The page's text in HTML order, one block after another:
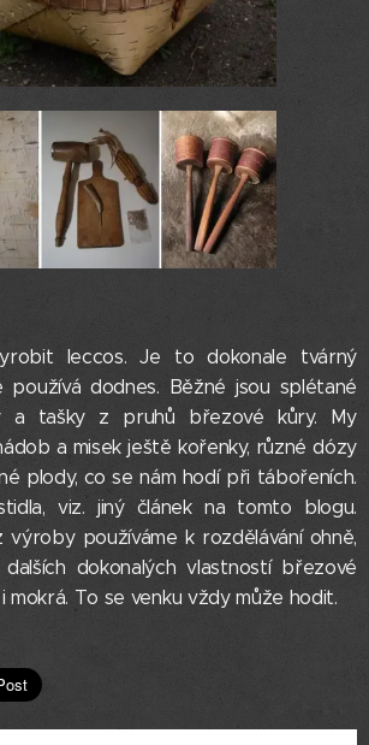
leccos. Je to dokonale tvárný
používá dodnes. Běžné jsou splétané
a tašky z pruhů březové kůry. My
a misek ještě kořenky, různé dózy
plody, co se nám hodí při tábořeních.
viz. jiný článek na tomto blogu.
používáme k rozdělávání ohně,
dokonalých vlastností březové
mokrá. To se venku vždy může hodit.